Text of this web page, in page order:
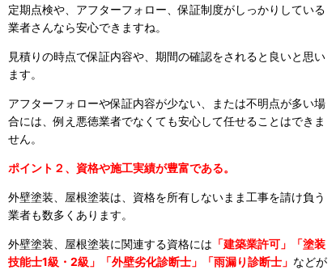
定期点検や、アフターフォロー、保証制度がしっかりしている
業者さんなら安心できますね。
見積りの時点で保証内容や、期間の確認をされると良いと思い
ます。
アフターフォローや保証内容が少ない、または不明点が多い場
合には、例え悪徳業者でなくても安心して任せることはできま
せん。
ポイント２、資格や施工実績が豊富である。
外壁塗装、屋根塗装は、資格を所有しないまま工事を請け負う
業者も数多くあります。
外壁塗装、屋根塗装に関連する資格には 「建築業許可」「塗装
技能士1級・2級」「外壁劣化診断士」「雨漏り診断士」 などが